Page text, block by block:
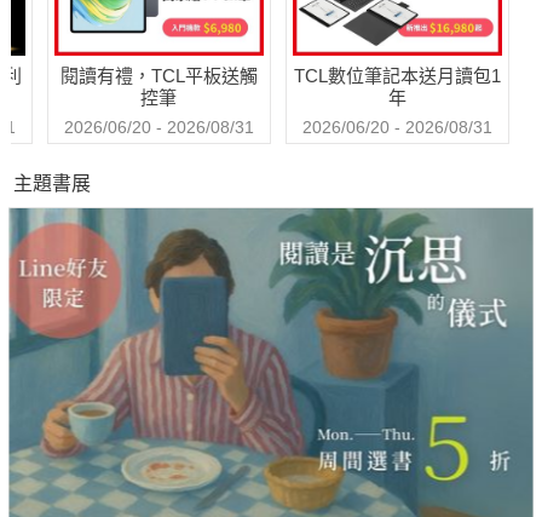
與誤解
閱讀有禮，TCL平板送觸
控筆
2026/06/20 - 2026/08/31
TCL數位筆記本送月讀包1
年
2026/06/20 - 2026/08/31
主題書展